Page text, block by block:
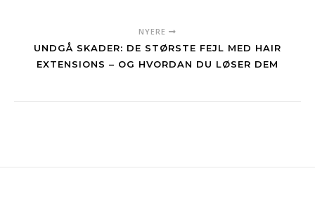
NYERE
UNDGÅ SKADER: DE STØRSTE FEJL MED HAIR
EXTENSIONS – OG HVORDAN DU LØSER DEM